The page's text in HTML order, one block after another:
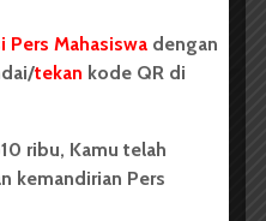
Indonesia
Mahasiswa dengan
tekan kode QR di
ribu, Kamu telah
kemandirian Pers